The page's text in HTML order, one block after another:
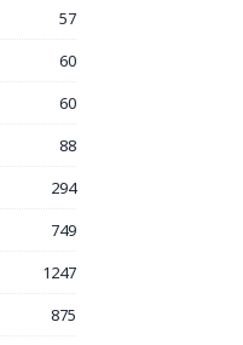
57
60
60
88
294
749
1247
875